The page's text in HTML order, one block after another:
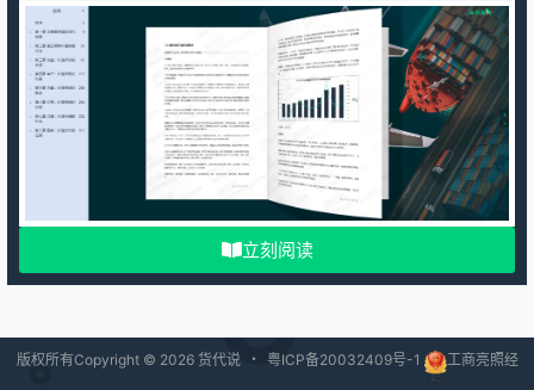
立刻阅读
版权所有Copyright © 2026货代说 ・ 粤ICP备20032409号-1 工商亮照经